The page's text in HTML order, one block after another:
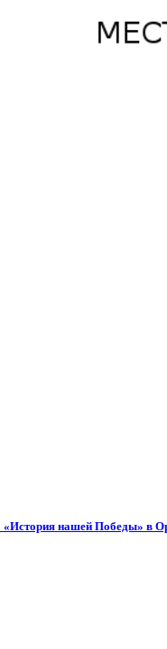
«История нашей Победы» в